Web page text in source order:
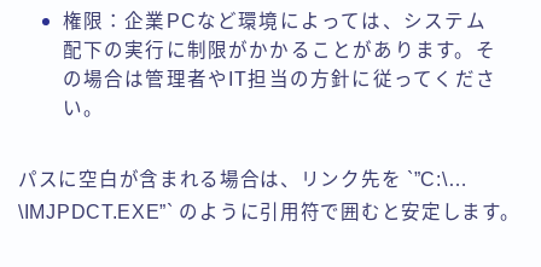
権限：企業PCなど環境によっては、システム
配下の実行に制限がかかることがあります。そ
の場合は管理者やIT担当の方針に従ってくださ
い。
パスに空白が含まれる場合は、リンク先を `”C:\…
\IMJPDCT.EXE”` のように引用符で囲むと安定します。